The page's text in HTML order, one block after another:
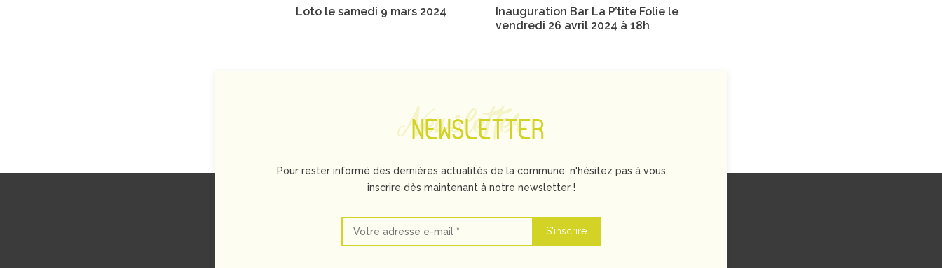
Loto le samedi 9 mars 2024
Inauguration Bar La P’tite Folie le
vendredi 26 avril 2024 à 18h
Newsletter
NEWSLETTER
Pour rester informé des dernières actualités de la commune, n'hésitez pas à vous
inscrire dès maintenant à notre newsletter !